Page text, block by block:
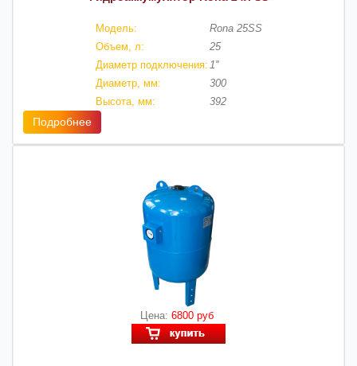
Модель:
Rona 25SS
Объем, л:
25
Диаметр подключения: 1''
Диаметр, мм:
300
Высота, мм:
392
Подробнее
Цена: 6800 руб